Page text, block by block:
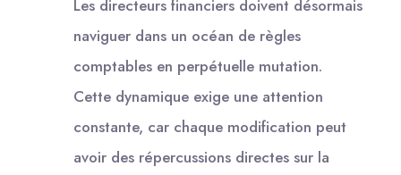
Les directeurs financiers doivent désormais
naviguer dans un océan de règles
comptables en perpétuelle mutation.
Cette dynamique exige une attention
constante, car chaque modification peut
avoir des répercussions directes sur la